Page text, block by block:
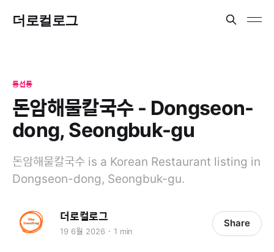
더로컬로그
동선동
돈암해물칼국수 - Dongseon-
dong, Seongbuk-gu
돈암해물칼국수 is a Korean Restaurant listing in
Dongseon-dong, Seongbuk-gu.
더로컬로그
19 6월 2026 1 min
Share